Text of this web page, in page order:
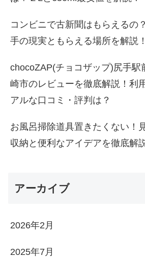
コンビニで古新聞はもらえるの
手の現実ともらえる場所を解説！
chocoZAP(チョコザップ)尻手駅
崎市のレビューを徹底解説！利
アルな口コミ・評判は？
お風呂掃除道具置きたくない！
収納と便利なアイデアを徹底解
アーカイブ
2026年2月
2025年7月